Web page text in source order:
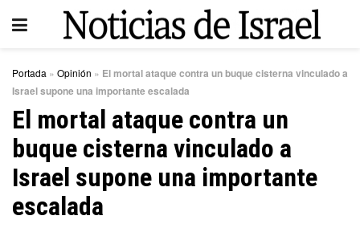
Portada » Opinión » El mortal ataque contra un buque cisterna vinculado a
Israel supone una importante escalada
El mortal ataque contra un
buque cisterna vinculado a
Israel supone una importante
escalada